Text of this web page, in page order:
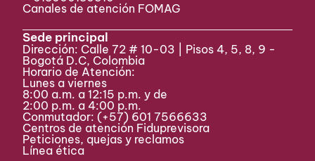
Canales de atención FOMAG
Sede principal
Dirección: Calle 72 # 10-03 | Pisos 4, 5, 8, 9 -
Bogotá D.C, Colombia
Horario de Atención:
Lunes a viernes
8:00 a.m. a 12:15 p.m. y de
2:00 p.m. a 4:00 p.m.
Conmutador: (+57) 601 7566633
Centros de atención Fiduprevisora
Peticiones, quejas y reclamos
Línea ética